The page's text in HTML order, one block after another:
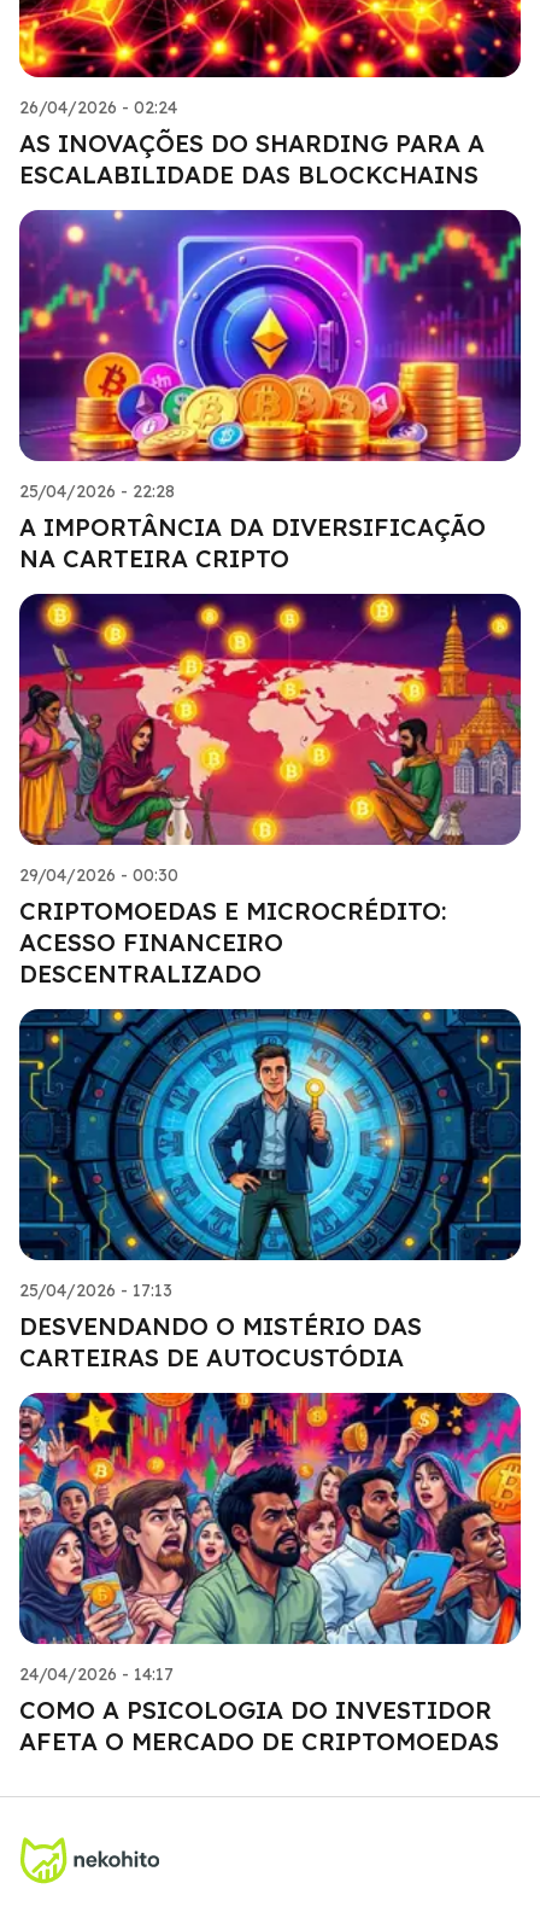
26/04/2026 - 02:24
AS INOVAÇÕES DO SHARDING PARA A
ESCALABILIDADE DAS BLOCKCHAINS
25/04/2026 - 22:28
A IMPORTÂNCIA DA DIVERSIFICAÇÃO
NA CARTEIRA CRIPTO
29/04/2026 - 00:30
CRIPTOMOEDAS E MICROCRÉDITO:
ACESSO FINANCEIRO
DESCENTRALIZADO
25/04/2026 - 17:13
DESVENDANDO O MISTÉRIO DAS
CARTEIRAS DE AUTOCUSTÓDIA
24/04/2026 - 14:17
COMO A PSICOLOGIA DO INVESTIDOR
AFETA O MERCADO DE CRIPTOMOEDAS